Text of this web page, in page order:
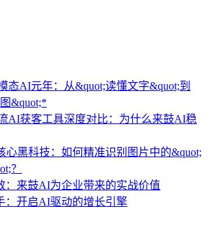
态AI元年：从&quot;读懂文字&quot;到
&quot;*
AI获客工具深度对比：为什么来鼓AI稳
心黑科技：如何精准识别图片中的&quot;
？
：来鼓AI为企业带来的实战价值
：开启AI驱动的增长引擎